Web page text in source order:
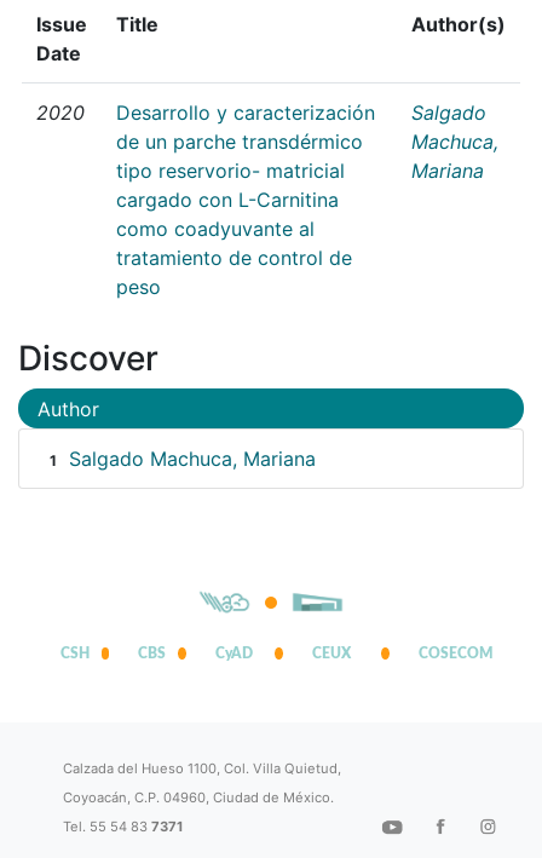
Issue
Date
Title Author(s)
2020
Desarrollo y caracterización
de un parche transdérmico
tipo reservorio- matricial
cargado con L-Carnitina
como coadyuvante al
tratamiento de control de
peso
Salgado
Machuca,
Mariana
Discover
Author
1 Salgado Machuca, Mariana
CSH CBS CyAD CEUX COSECOM
Calzada del Hueso 1100, Col. Villa Quietud,
Coyoacán, C.P. 04960, Ciudad de México.
Tel. 55 54 837371